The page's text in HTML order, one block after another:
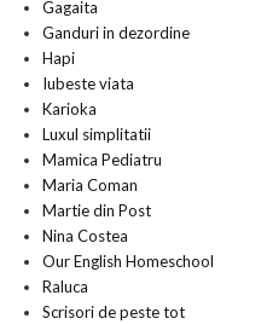
Gagaita
Ganduri in dezordine
Hapi
Iubeste viata
Karioka
Luxul simplitatii
Mamica Pediatru
Maria Coman
Martie din Post
Nina Costea
Our English Homeschool
Raluca
Scrisori de peste tot